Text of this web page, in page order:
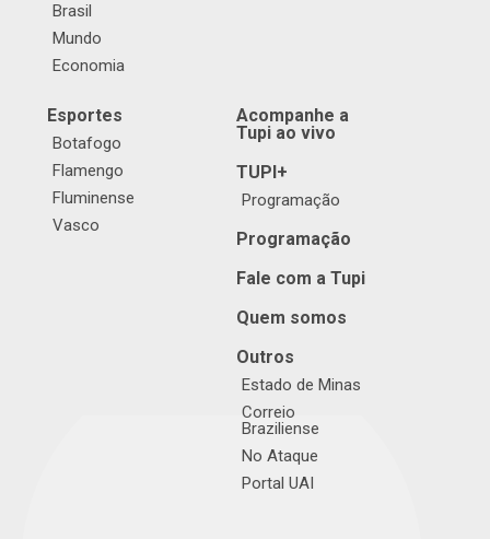
Brasil
Mundo
Economia
Esportes
Botafogo
Flamengo
Fluminense
Vasco
Acompanhe a
Tupi ao vivo
TUPI+
Programação
Programação
Fale com a Tupi
Quem somos
Outros
Estado de Minas
Correio
Braziliense
No Ataque
Portal UAI